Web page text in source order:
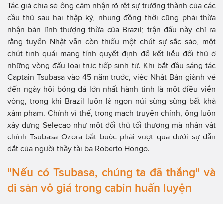
Tác giả chia sẻ ông cảm nhận rõ rệt sự trưởng thành của các
cầu thủ sau hai thập kỷ, nhưng đồng thời cũng phải thừa
nhận bản lĩnh thượng thừa của Brazil; trận đấu này chỉ ra
rằng tuyển Nhật vẫn còn thiếu một chút sự sắc sảo, một
chút tinh quái mang tính quyết định để kết liễu đối thủ ở
những vòng đấu loại trực tiếp sinh tử. Khi bắt đầu sáng tác
Captain Tsubasa vào 45 năm trước, việc Nhật Bản giành vé
đến ngày hội bóng đá lớn nhất hành tinh là một điều viển
vông, trong khi Brazil luôn là ngọn núi sừng sững bất khả
xâm phạm. Chính vì thế, trong mạch truyện chính, ông luôn
xây dựng Selecao như một đối thủ tối thượng mà nhân vật
chính Tsubasa Ozora bắt buộc phải vượt qua dưới sự dẫn
dắt của người thầy tài ba Roberto Hongo.
"Nếu có Tsubasa, chúng ta đã thắng" và
di sản vô giá trong cabin huấn luyện